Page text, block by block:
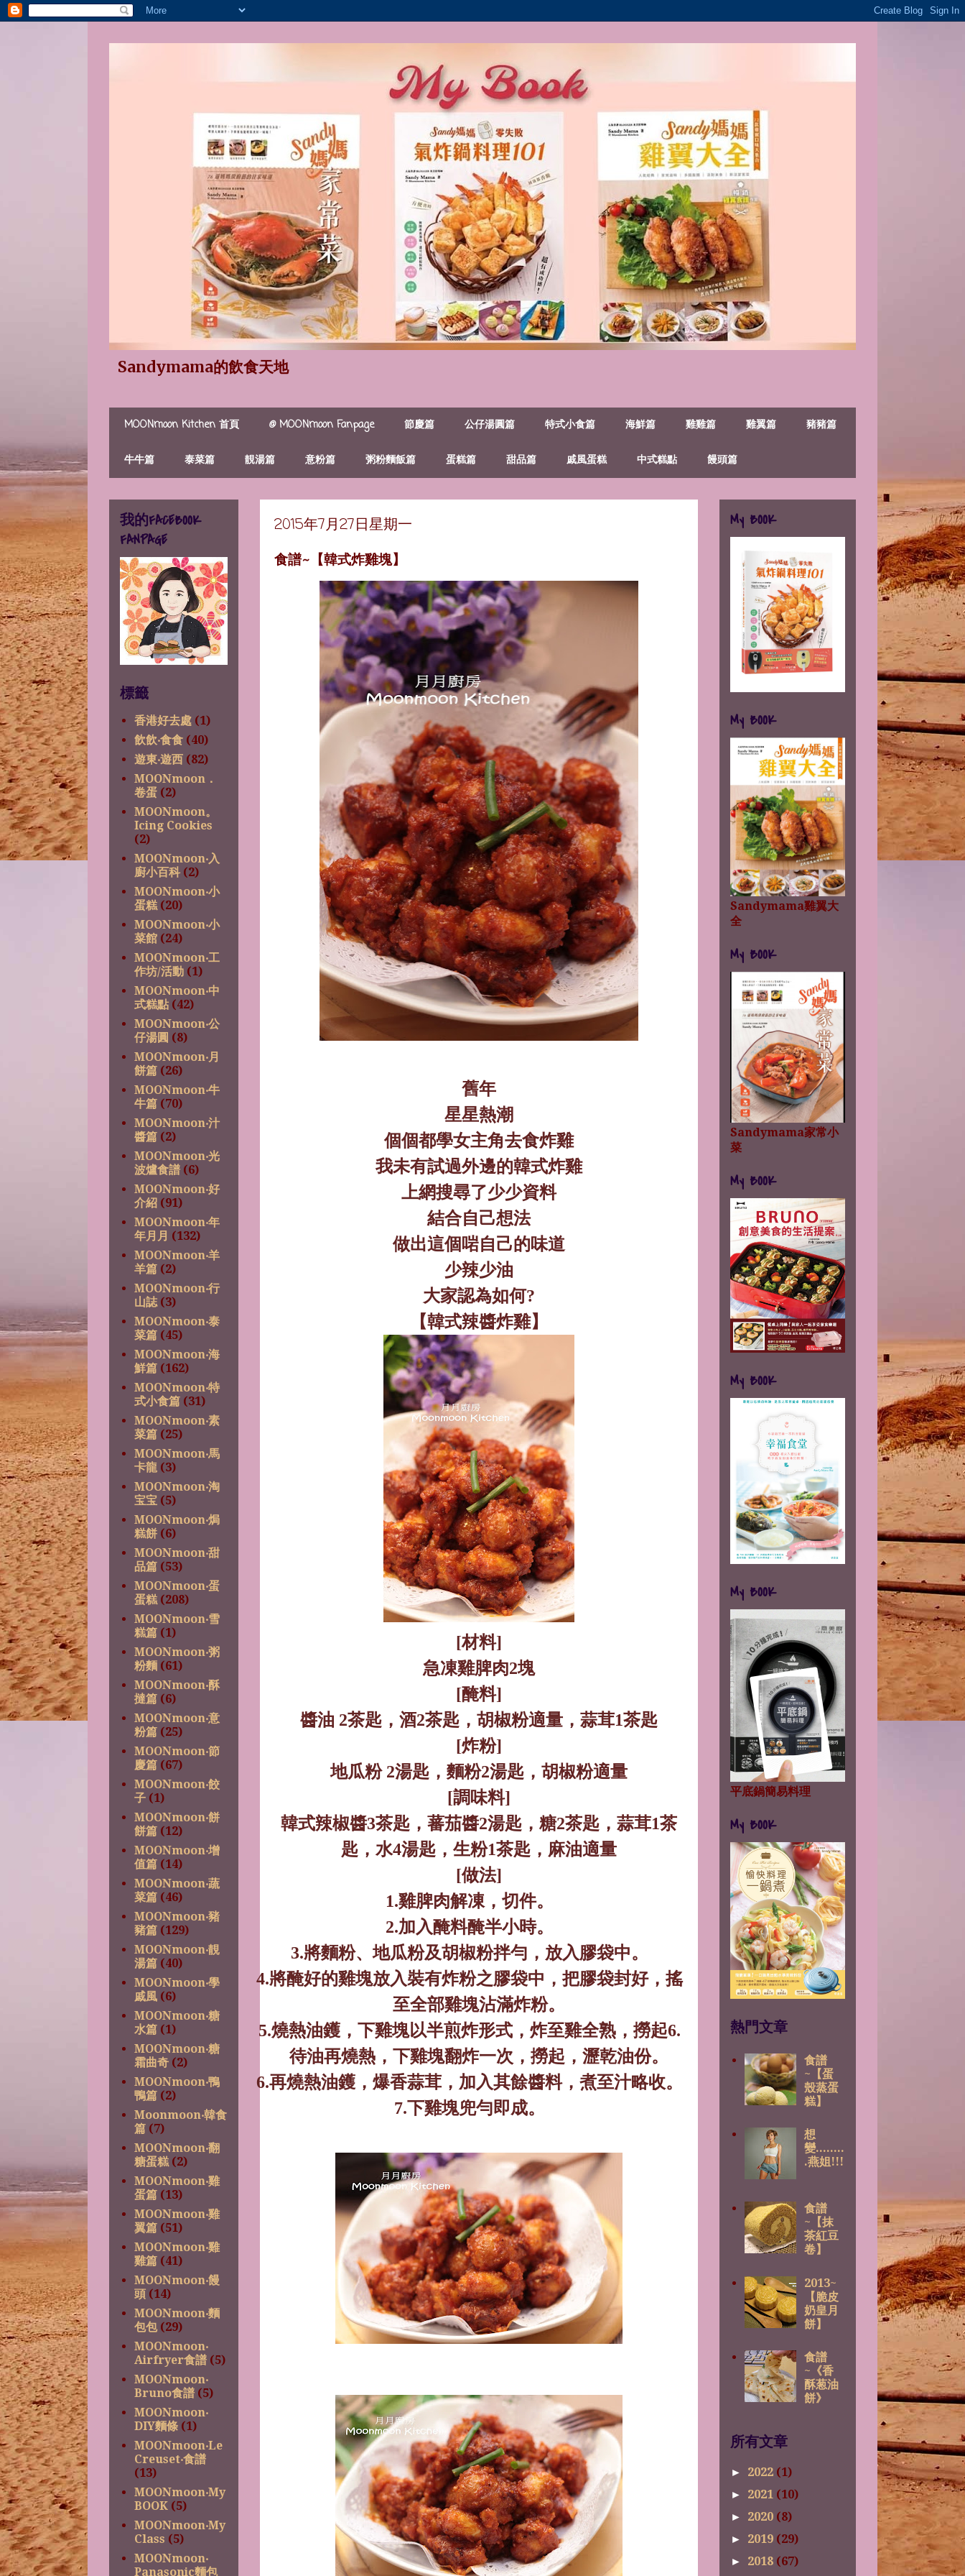
Sandymama的飲食天地
MOONmoon Kitchen 首頁 @ MOONmoon Fanpage 節慶篇 公仔湯圓篇 特式小食篇 海鮮篇 雞雞篇 雞翼篇 豬豬篇
牛牛篇 泰菜篇 靚湯篇 意粉篇 粥粉麵飯篇 蛋糕篇 甜品篇 戚風蛋糕 中式糕點 饅頭篇
2015年7月27日星期一
食譜~【韓式炸雞塊】
舊年
星星熱潮
個個都學女主角去食炸雞
我未有試過外邊的韓式炸雞
上網搜尋了少少資料
結合自己想法
做出這個啱自己的味道
少辣少油
大家認為如何?
【韓式辣醬炸雞】
[材料]
急凍雞脾肉2塊
[醃料]
醬油 2茶匙，酒2茶匙，胡椒粉適量，蒜茸1茶匙
[炸粉]
地瓜粉 2湯匙，麵粉2湯匙，胡椒粉適量
[調味料]
韓式辣椒醬3茶匙，蕃茄醬2湯匙，糖2茶匙，蒜茸1茶
匙，水4湯匙，生粉1茶匙，麻油適量
[做法]
1.雞脾肉解凍，切件。
2.加入醃料醃半小時。
3.將麵粉、地瓜粉及胡椒粉拌勻，放入膠袋中。
4.將醃好的雞塊放入裝有炸粉之膠袋中，把膠袋封好，搖
至全部雞塊沾滿炸粉。
5.燒熱油鑊，下雞塊以半煎炸形式，炸至雞全熟，撈起6.
待油再燒熱，下雞塊翻炸一次，撈起，瀝乾油份。
6.再燒熱油鑊，爆香蒜茸，加入其餘醬料，煮至汁略收。
7.下雞塊兜勻即成。
我的FACEBOOK
FANPAGE
標籤
香港好去處 (1)
飲飲‧食食 (40)
遊東‧遊西 (82)
MOONmoon．
卷蛋 (2)
MOONmoon。
Icing Cookies
(2)
MOONmoon‧入
廚小百科 (2)
MOONmoon‧小
蛋糕 (20)
MOONmoon‧小
菜館 (24)
MOONmoon‧工
作坊/活動 (1)
MOONmoon‧中
式糕點 (42)
MOONmoon‧公
仔湯圓 (8)
MOONmoon‧月
餅篇 (26)
MOONmoon‧牛
牛篇 (70)
MOONmoon‧汁
醬篇 (2)
MOONmoon‧光
波爐食譜 (6)
MOONmoon‧好
介紹 (91)
MOONmoon‧年
年月月 (132)
MOONmoon‧羊
羊篇 (2)
MOONmoon‧行
山誌 (3)
MOONmoon‧泰
菜篇 (45)
MOONmoon‧海
鮮篇 (162)
MOONmoon‧特
式小食篇 (31)
MOONmoon‧素
菜篇 (25)
MOONmoon‧馬
卡龍 (3)
MOONmoon‧淘
宝宝 (5)
MOONmoon‧焗
糕餅 (6)
MOONmoon‧甜
品篇 (53)
MOONmoon‧蛋
蛋糕 (208)
MOONmoon‧雪
糕篇 (1)
MOONmoon‧粥
粉麵 (61)
MOONmoon‧酥
撻篇 (6)
MOONmoon‧意
粉篇 (25)
MOONmoon‧節
慶篇 (67)
MOONmoon‧餃
子 (1)
MOONmoon‧餅
餅篇 (12)
MOONmoon‧增
值篇 (14)
MOONmoon‧蔬
菜篇 (46)
MOONmoon‧豬
豬篇 (129)
MOONmoon‧靚
湯篇 (40)
MOONmoon‧學
戚風 (6)
MOONmoon‧糖
水篇 (1)
MOONmoon‧糖
霜曲奇 (2)
MOONmoon‧鴨
鴨篇 (2)
Moonmoon‧韓食
篇 (7)
MOONmoon‧翻
糖蛋糕 (2)
MOONmoon‧雞
蛋篇 (13)
MOONmoon‧雞
翼篇 (51)
MOONmoon‧雞
雞篇 (41)
MOONmoon‧饅
頭 (14)
MOONmoon‧麵
包包 (29)
MOONmoon‧
Airfryer食譜 (5)
MOONmoon‧
Bruno食譜 (5)
MOONmoon‧
DIY麵條 (1)
MOONmoon‧Le
Creuset‧食譜
(13)
MOONmoon‧My
BOOK (5)
MOONmoon‧My
Class (5)
MOONmoon‧
Panasonic麵包
My BOOK
My BOOK
Sandymama雞翼大
全
My BOOK
Sandymama家常小
菜
My BOOK
My BOOK
My BOOK
平底鍋簡易料理
My BOOK
熱門文章
食譜
~【蛋
殼蒸蛋
糕】
想
變........
.燕姐!!!
食譜
~【抹
茶紅豆
卷】
2013~
【脆皮
奶皇月
餅】
食譜
~《香
酥葱油
餅》
所有文章
► 2022 (1)
► 2021 (10)
► 2020 (8)
► 2019 (29)
► 2018 (67)